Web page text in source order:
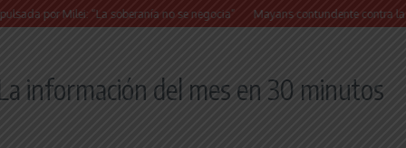
Milei: “La soberanía no se negocia” Mayans contundente contra la reforma a
información del mes en 30 minutos